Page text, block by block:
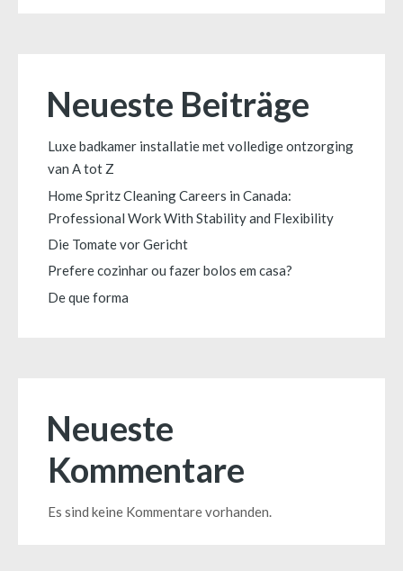
Neueste Beiträge
Luxe badkamer installatie met volledige ontzorging
van A tot Z
Home Spritz Cleaning Careers in Canada:
Professional Work With Stability and Flexibility
Die Tomate vor Gericht
Prefere cozinhar ou fazer bolos em casa?
De que forma
Neueste
Kommentare
Es sind keine Kommentare vorhanden.